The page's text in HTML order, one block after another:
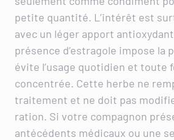
petite quantité. L’intérêt est
avec un léger apport
présence d’estragole impose la
évite l’usage quotidien et toute
concentrée. Cette herbe ne
traitement et ne doit pas
ration. Si votre compagnon
antécédents médicaux ou une